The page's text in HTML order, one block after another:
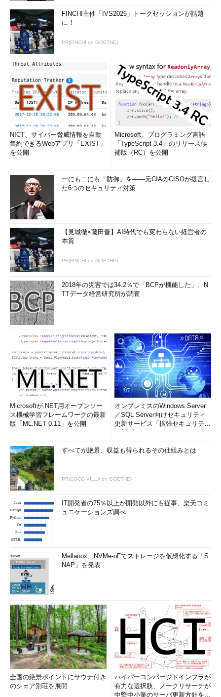
FINCHI主催「IVS2026」トークセッションが話題
に！
PR(FINCHI on GOETHE)
NICT、サイバー脅威情報を自動
集約できるWebアプリ「EXIST」
を公開
Microsoft、プログラミング言語
「TypeScript 3.4」のリリース候
補版（RC）を公開
一にも二にも「防御」を――元CIAのCISOが提言し
た6つのセキュリティ対策
【見城徹×藤田晋】AI時代でも変わらない経営者の
本質
PR(FINCHI on GOETHE)
2018年の災害では34.2％で「BCPが機能した」、N
TTデータ経営研究所が調査
Microsoftが.NET用オープンソー
ス機械学習フレームワークの最新
版「ML.NET 0.11」を公開
オンプレミスのWindows Server
／SQL Server向けセキュリティ
更新サービス「拡張セキュリティ
すべてが絶景、収益も得られるその仕組みとは
PR(COCO VILLA on GOETHE)
IT開発者の75％以上が開発以外にも従事、楽天コミ
ュニケーションズ調べ
Mellanox、NVMe-oFでストレージを仮想化する「S
NAP」を発表
全国の絶景ポイントにサウナ付き
のシェア別荘を展開
ハイパーコンバージドインフラが
有力な選択肢、ノークリサーチが
中堅中小業のサーバ更新方針を調